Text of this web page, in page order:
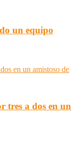
un equipo
tres a dos en un